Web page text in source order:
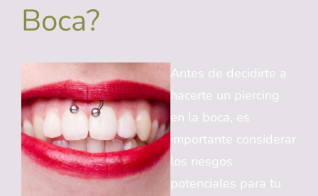
Boca?
Antes de decidirte a
hacerte un piercing
en la boca, es
importante considerar
los riesgos
potenciales para tu